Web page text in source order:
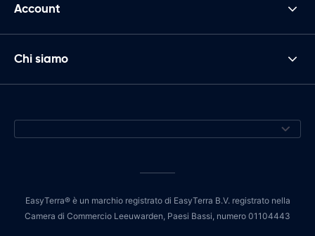
Account
Chi siamo
EasyTerra® è un marchio registrato di EasyTerra B.V. registrato nella
Camera di Commercio Leeuwarden, Paesi Bassi, numero 01104443